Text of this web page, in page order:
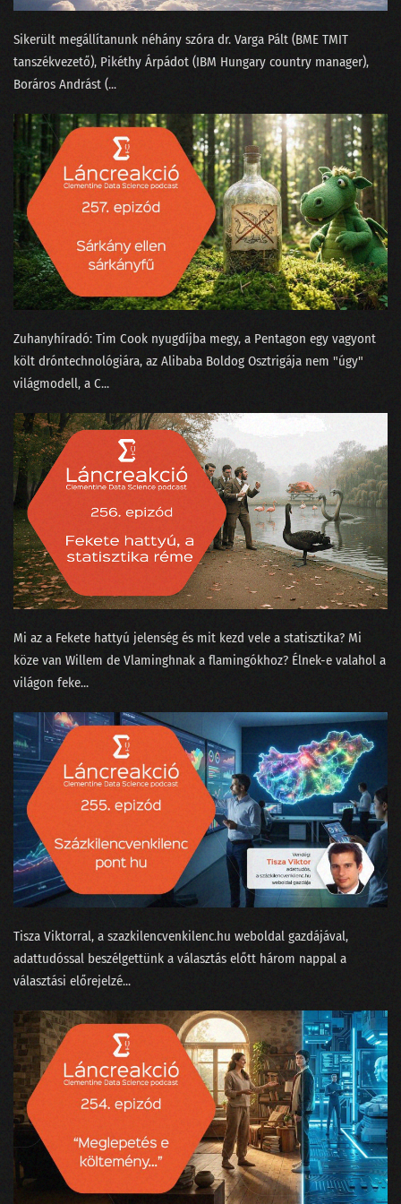
132 - A podcasterek szoftverterméket tesztelnek
130 - Mihez kezdjünk a Nobel-díjasainkkal?
129 - Szélhámos szakértők az MI körül
128 - Hol áll hazánk az MI-világlistán?
127 - Ügyfélszolgálat vagy profitorientált időhúzás?
126 - Béla beindul az OSINT-ra!
124 - Munkahelyi románcot fogott a csalásdetektor
121 - Történetek Adatországból
120 - Most akkor a Facebook tényleg nem is veszélyes a társadalomra?
119 - Virtuális valótlanság?
118 - Krézi hírek, avagy rácsodálkozunk a világra
116 - Elveszi-e az AutoML a munkánkat?
114 - Nagy Nyári Salátaörvény
113 - Podcastfesztivál az adattudós szemüvegén át
112 - Boldog szülinapot, Clementine!
111 - Mennyit keres egy ChatGPT-idomár?
110 - Ki kicsoda a Nagy ChatGPT-aggódásban?
109 - Beszélgetés a skynetezésről a dataSTREAM-en
108 - Sztochasztikus papagáj vagy Terminator?
106 - Az IBM és a német-görög filozófusok focimeccse
105 - Nyelvcsapások és a digitális gyarmatosítás
104 - Tavaszi zuhanyhíradó
103 - A legújabb data science címkék kiakasztják a bullshit-métert
102 - Felszikrázott az AGI a GPT-4-ben
Sikerült megállítanunk néhány szóra ⁠dr. Varga Pál⁠t (BME TMIT
tanszékvezető), Pikéthy Árpád⁠⁠ot (IBM Hungary country manager),
⁠Boráros András⁠t (...
Zuhanyhíradó: ⁠Tim Cook nyugdíjba megy⁠, a Pentagon egy vagyont
költ dróntechnológiára⁠⁠, az Alibaba Boldog Osztrigája⁠⁠ nem "úgy"
világmodell, a C...
Mi az a ⁠Fekete hattyú jelenség⁠ és mit kezd vele a statisztika? Mi
köze van Willem de Vlamingh⁠⁠nak a flamingókhoz? Élnek-e valahol a
világon feke...
Tisza Viktorral⁠, a ⁠szazkilencvenkilenc.hu⁠ weboldal gazdájával,
adattudóssal beszélgettünk a választás előtt három nappal a
választási előrejelzé...